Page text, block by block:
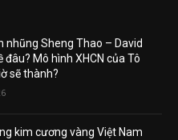
nhũng Sheng Thao – David
đâu? Mô hình XHCN của Tô
sẽ thành?
kim cương vàng Việt Nam